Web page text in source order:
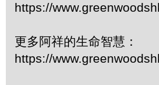
https://
更多阿祥的生命智慧：
https://